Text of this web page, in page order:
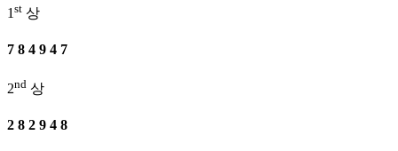
1 st 상
7 8 4 9 4 7
2nd 상
2 8 2 9 4 8